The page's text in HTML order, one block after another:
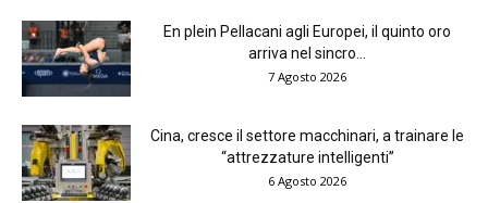
En plein Pellacani agli Europei, il quinto oro
arriva nel sincro...
7 Agosto 2026
Cina, cresce il settore macchinari, a trainare le
“attrezzature intelligenti”
6 Agosto 2026